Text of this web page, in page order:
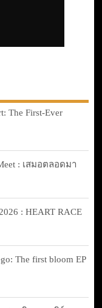
The First-Ever
: เสมอตลอดมา
: HEART RACE
The first bloom EP